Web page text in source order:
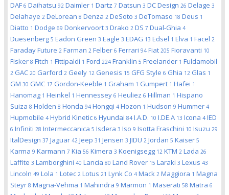
DAF 6 Daihatsu 92 Daimler 1 Dartz 7 Datsun 3 DC Design 26 Delage 3
Delahaye 2 DeLorean 8 Denza 2 DeSoto 3 DeTomaso 18 Deus 1
Diatto 1 Dodge 69 Donkervoort 3 Drako 2 DS 7 Dual-Ghia 4
Duesenberg 5 Eadon Green 3 Eagle 3 EDAG 13 Edsel 1 Elva 1 Facel 2
Faraday Future 2 Farman 2 Felber 6 Ferrari 94 Fiat 205 Fioravanti 10
Fisker 8 Fitch 1 Fittipaldi 1 Ford 224 Franklin 5 Freelander 1 Fuldamobil
2 GAC 20 Garford 2 Geely 12 Genesis 15 GFG Style 6 Ghia 12 Glas 1
GM 30 GMC 17 Gordon-Keeble 1 Graham 1 Gumpert 1 Hafei 1
Hanomag 1 Heinkel 1 Hennessey 6 Heuliez 6 Hillman 1 Hispano
Suiza 8 Holden 8 Honda 94 Hongqi 4 Hozon 1 Hudson 9 Hummer 4
Hupmobile 4 Hybrid Kinetic 6 Hyundai 84 I.A.D. 10 I.DE.A 13 Icona 4 IED
6 Infiniti 28 Intermeccanica 5 Isdera 3 Iso 9 Isotta Fraschini 10 Isuzu 29
ItalDesign 37 Jaguar 42 Jeep 31 Jensen 3 JIDU 2 Jordan 5 Kaiser 5
Karma 9 Karmann 7 Kia 56 Kimera 3 Koenigsegg 12 KTM 2 Lada 26
Laffite 3 Lamborghini 40 Lancia 80 Land Rover 15 Laraki 3 Lexus 43
Lincoln 49 Lola 1 Lotec 2 Lotus 21 Lynk Co 4 Mack 2 Maggiora 1 Magna
Steyr 8 Magna-Vehma 1 Mahindra 9 Marmon 1 Maserati 58 Matra 6